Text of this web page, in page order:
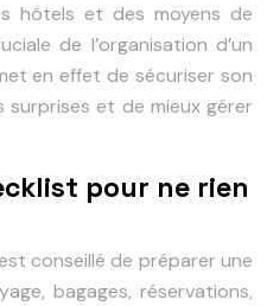
hôtels et des moyens de
de l’organisation d’un
en effet de sécuriser son
surprises et de mieux gérer
pour ne rien
conseillé de préparer une
bagages, réservations,